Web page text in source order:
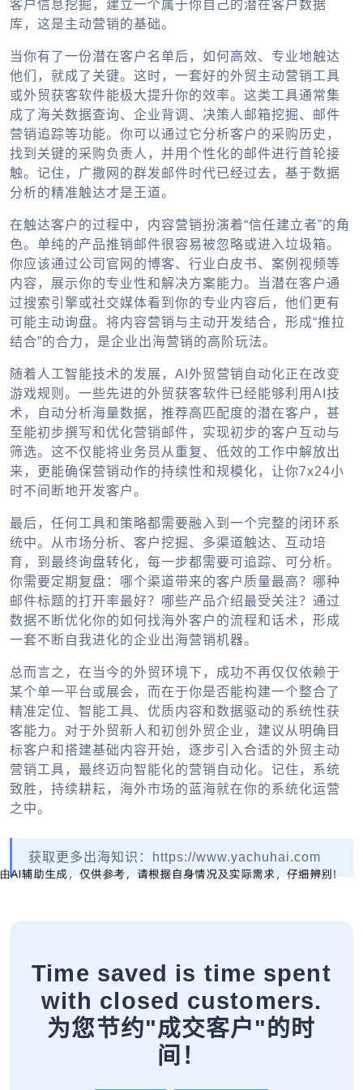
客户信息挖掘，建立一个属于你自己的潜在客户数据
库，这是主动营销的基础。
当你有了一份潜在客户名单后，如何高效、专业地触达
他们，就成了关键。这时，一套好的外贸主动营销工具
或外贸获客软件能极大提升你的效率。这类工具通常集
成了海关数据查询、企业背调、决策人邮箱挖掘、邮件
营销追踪等功能。你可以通过它分析客户的采购历史，
找到关键的采购负责人，并用个性化的邮件进行首轮接
触。记住，广撒网的群发邮件时代已经过去，基于数据
分析的精准触达才是王道。
在触达客户的过程中，内容营销扮演着“信任建立者”的角
色。单纯的产品推销邮件很容易被忽略或进入垃圾箱。
你应该通过公司官网的博客、行业白皮书、案例视频等
内容，展示你的专业性和解决方案能力。当潜在客户通
过搜索引擎或社交媒体看到你的专业内容后，他们更有
可能主动询盘。将内容营销与主动开发结合，形成“推拉
结合”的合力，是企业出海营销的高阶玩法。
随着人工智能技术的发展， AI外贸营销自动化正在改变
游戏规则。一些先进的外贸获客软件已经能够利用AI技
术，自动分析海量数据，推荐高匹配度的潜在客户，甚
至能初步撰写和优化营销邮件，实现初步的客户互动与
筛选。这不仅能将业务员从重复、低效的工作中解放出
来，更能确保营销动作的持续性和规模化，让你7x24小
时不间断地开发客户。
最后，任何工具和策略都需要融入到一个完整的闭环系
统中。从市场分析、客户挖掘、多渠道触达、互动培
育，到最终询盘转化，每一步都需要可追踪、可分析。
你需要定期复盘：哪个渠道带来的客户质量最高？哪种
邮件标题的打开率最好？哪些产品介绍最受关注？通过
数据不断优化你的如何找海外客户 的流程和话术，形成
一套不断自我进化的企业出海营销机器。
总而言之，在当今的外贸环境下，成功不再仅仅依赖于
某个单一平台或展会，而在于你是否能构建一个整合了
精准定位、智能工具、优质内容和数据驱动的系统性获
客能力。对于外贸新人和初创外贸企业，建议从明确目
标客户和搭建基础内容开始，逐步引入合适的外贸主动
营销工具 ，最终迈向智能化的营销自动化。记住，系统
致胜，持续耕耘，海外市场的蓝海就在你的系统化运营
之中。
获取更多出海知识：https://www.yachuhai.com
Time saved is time spent
with closed customers.
为您节约"成交客户"的时
间！